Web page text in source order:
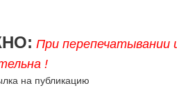
При перепечатывании
!
на публикацию